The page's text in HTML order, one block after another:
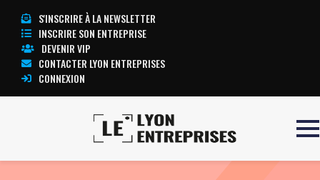
S'INSCRIRE À LA NEWSLETTER
INSCRIRE SON ENTREPRISE
DEVENIR VIP
CONTACTER LYON ENTREPRISES
CONNEXION